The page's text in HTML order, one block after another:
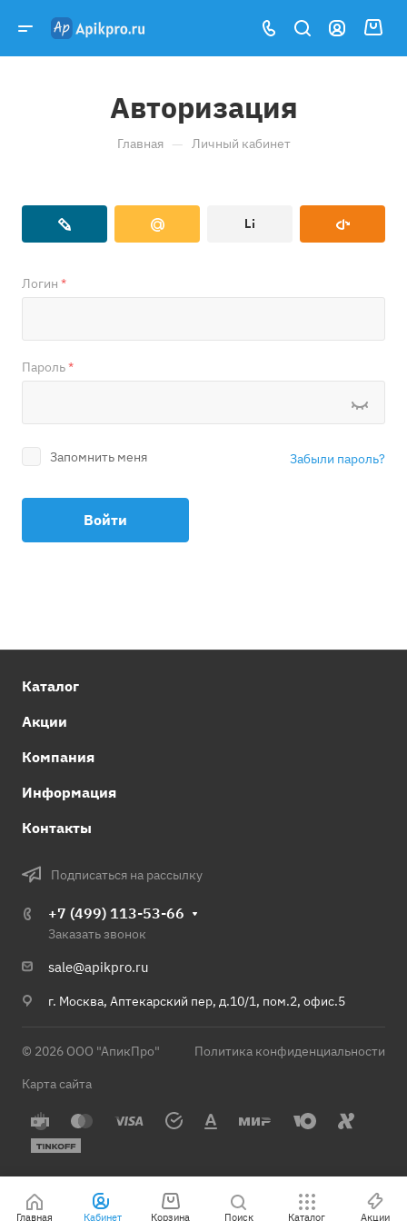
Авторизация
Главная — Личный кабинет
Логин *
Пароль*
Запомнить меня Забыли пароль?
Войти
Каталог
Акции
Компания
Информация
Контакты
Подписаться на рассылку
+7 (499) 113-53-66
Заказать звонок
sale@apikpro.ru
г. Москва, Аптекарский пер, д.10/1, пом.2, офис.5
© 2026 ООО "АпикПро"
Политика конфиденциальности
Карта сайта
Главная Кабинет Корзина Поиск Каталог Акции